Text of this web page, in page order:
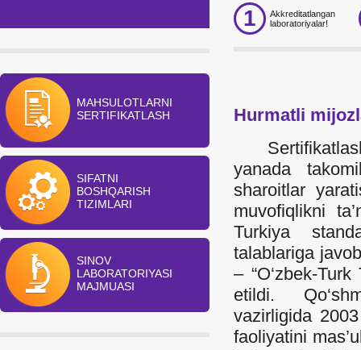
MAHSULOTLARNI
SERTIFIKATLASH
SIFATNI
BOSHQARISH
TIZIMLARI
SINOV
LABORATORIYASI
MAJMUASI
1
Akkreditatlangan
laboratoriyalar!
Hurmatli
yanada
sharoitlar
muvofiqlikni
Turkiya
talablariga
– “O‘zbek-
etildi.
vazirligida
faoliyatini